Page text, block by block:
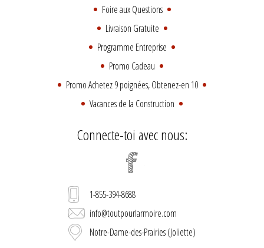
Foire aux Questions
Livraison Gratuite
Programme Entreprise
Promo Cadeau
Promo Achetez 9 poignées, Obtenez-en 10
Vacances de la Construction
Connecte-toi avec nous:
1-855-394-8688
info@toutpourlarmoire.com
Notre-Dame-des-Prairies (Joliette)